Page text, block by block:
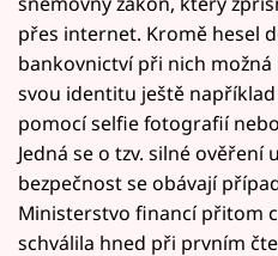
přes internet. Kromě hesel
bankovnictví při nich
svou identitu ještě
pomocí selfie fotografií
Jedná se o tzv. silné ověření
bezpečnost se obávají
Ministerstvo financí přitom
schválila hned při prvním